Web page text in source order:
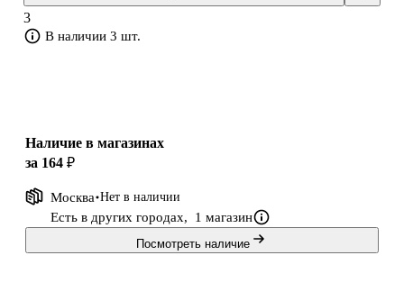
предназначена учащимся 6 классов, учителям и методистам.
3
В наличии 3 шт.
Наличие в магазинах
за 164 ₽
Москва Нет в наличии
Есть в других городах, 1 магазин
Посмотреть наличие